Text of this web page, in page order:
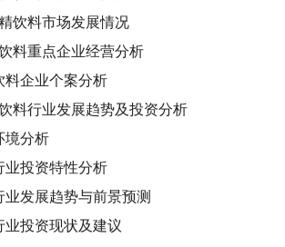
饮料市场发展情况
料重点企业经营分析
料企业个案分析
料行业发展趋势及投资分析
境分析
业投资特性分析
业发展趋势与前景预测
业投资现状及建议